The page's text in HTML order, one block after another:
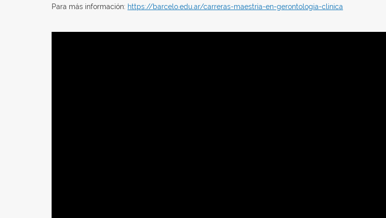
Para más información: https://barcelo.edu.ar/carreras-maestria-en-gerontologia-clinica